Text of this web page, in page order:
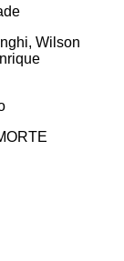
Wilson